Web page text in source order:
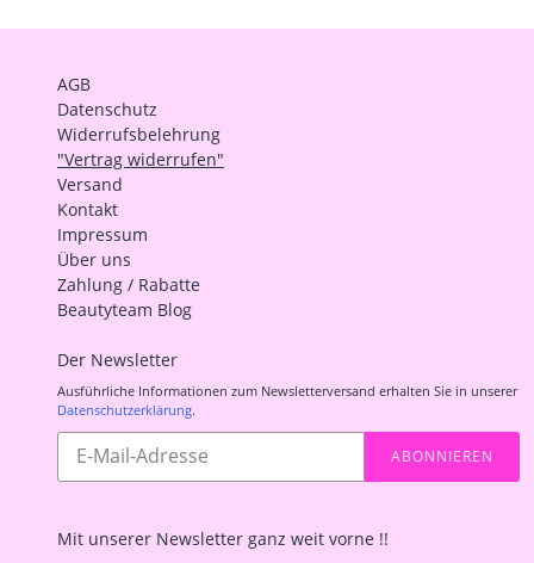
AGB
Datenschutz
Widerrufsbelehrung
"Vertrag widerrufen"
Versand
Kontakt
Impressum
Über uns
Zahlung / Rabatte
Beautyteam Blog
Der Newsletter
Ausführliche Informationen zum Newsletterversand erhalten Sie in unserer
Datenschutzerklärung.
Abonnieren
unsere
ABONNIEREN
Mit unserer Newsletter ganz weit vorne !!